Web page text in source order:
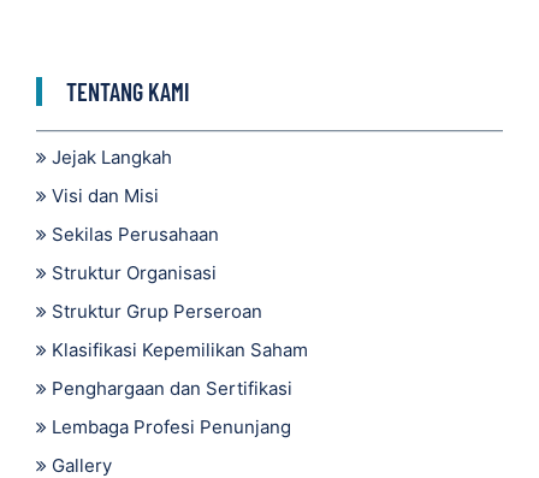
TENTANG KAMI
Jejak Langkah
Visi dan Misi
Sekilas Perusahaan
Struktur Organisasi
Struktur Grup Perseroan
Klasifikasi Kepemilikan Saham
Penghargaan dan Sertifikasi
Lembaga Profesi Penunjang
Gallery